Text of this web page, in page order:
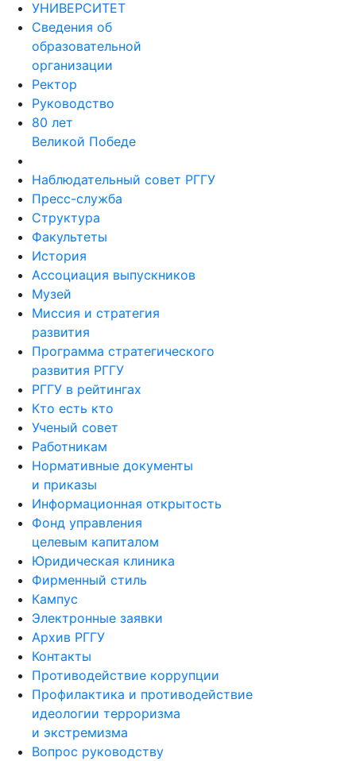
УНИВЕРСИТЕТ
Сведения об
образовательной
организации
Ректор
Руководство
80 лет
Великой Победе
Наблюдательный совет РГГУ
Пресс-служба
Структура
Факультеты
История
Ассоциация выпускников
Музей
Миссия и стратегия
развития
Программа стратегического
развития РГГУ
РГГУ в рейтингах
Кто есть кто
Ученый совет
Работникам
Нормативные документы
и приказы
Информационная открытость
Фонд управления
целевым капиталом
Юридическая клиника
Фирменный стиль
Кампус
Электронные заявки
Архив РГГУ
Контакты
Противодействие коррупции
Профилактика и противодействие
идеологии терроризма
и экстремизма
Вопрос руководству